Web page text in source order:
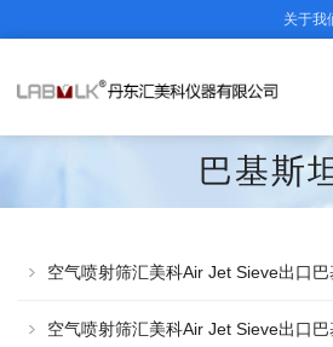
关于我
巴基斯
空气喷射筛汇美科Air Jet Sieve出口
515-74-1906
空气喷射筛汇美科Air Jet Sieve出口